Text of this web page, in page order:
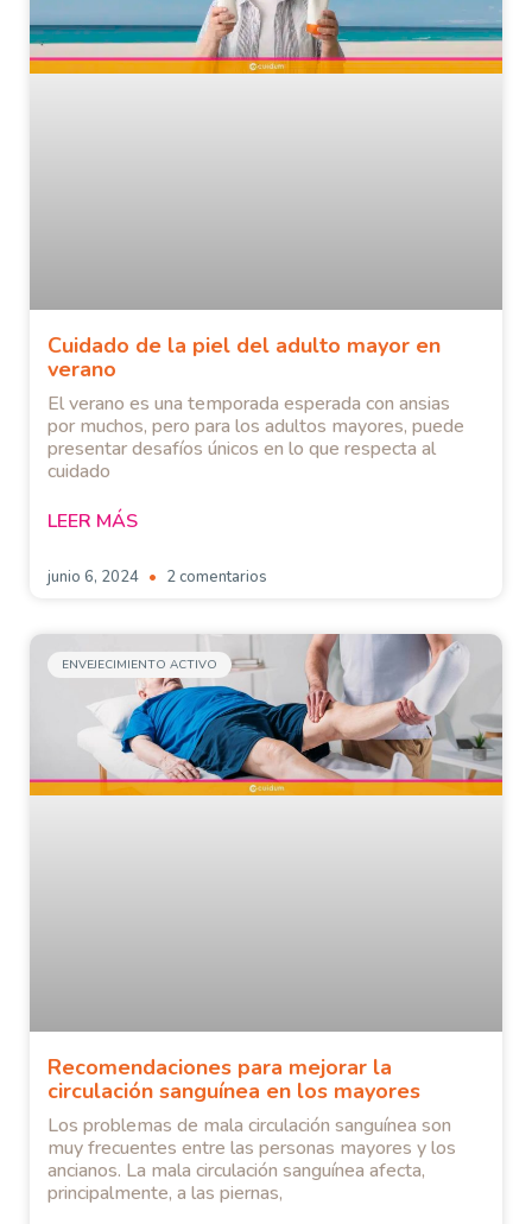
Cuidado de la piel del adulto mayor en
verano
El verano es una temporada esperada con ansias
por muchos, pero para los adultos mayores, puede
presentar desafíos únicos en lo que respecta al
cuidado
LEER MÁS
junio 6, 2024 2 comentarios
ENVEJECIMIENTO ACTIVO
Recomendaciones para mejorar la
circulación sanguínea en los mayores
Los problemas de mala circulación sanguínea son
muy frecuentes entre las personas mayores y los
ancianos. La mala circulación sanguínea afecta,
principalmente, a las piernas,